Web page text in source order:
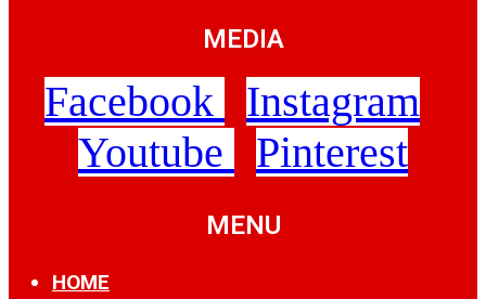
MEDIA
Facebook
Instagram
Youtube
Pinterest
MENU
HOME